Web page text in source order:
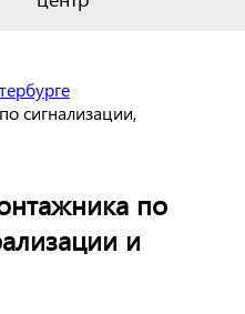
сигнализации,
по
и